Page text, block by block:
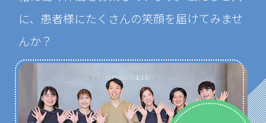
に、患者様にたくさんの笑顔を届けてみませ
んか？